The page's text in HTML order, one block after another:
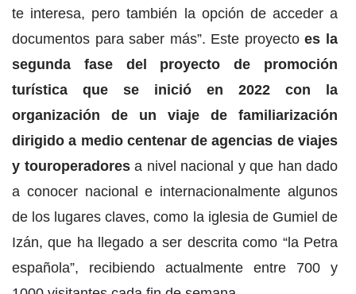
te interesa, pero también la opción de acceder a
documentos para saber más”. Este proyectoes la
segunda fase del proyecto de promoción
turística que se inició en 2022 con la
organización de un viaje de familiarización
dirigido a medio centenar de agencias de viajes
y touroperadoresa nivel nacional y que han dado
a conocer nacional e internacionalmente algunos
de los lugares claves, como la iglesia de Gumiel de
Izán, que ha llegado a ser descrita como “la Petra
española”, recibiendo actualmente entre 700 y